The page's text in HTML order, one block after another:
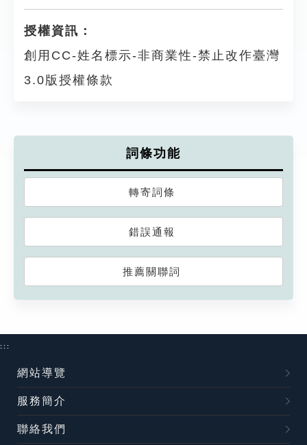
授權資訊：
創用CC-姓名標示-非商業性-禁止改作臺灣
3.0版授權條款
詞條功能
轉寄詞條
錯誤通報
推薦關聯詞
:::
網站導覽
服務簡介
聯絡我們